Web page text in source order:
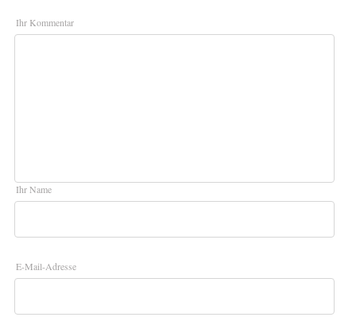
Ihr Kommentar
Ihr Name
E-Mail-Adresse